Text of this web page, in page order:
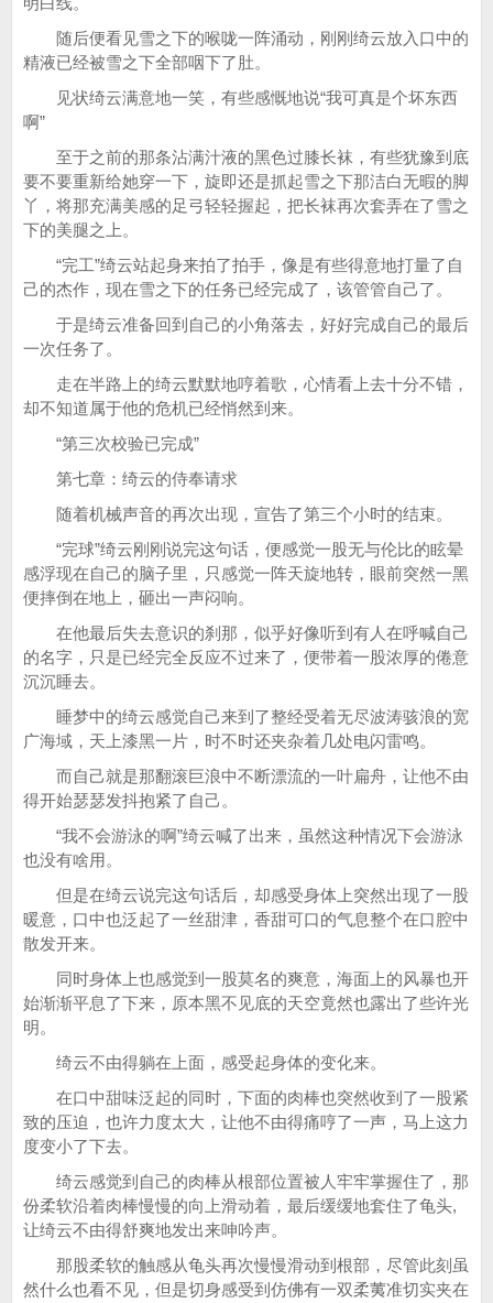
随后便看见雪之下的喉咙一阵涌动，刚刚绮云放入口中的
精液已经被雪之下全部咽下了肚。
见状绮云满意地一笑，有些感慨地说“我可真是个坏东西
啊”
至于之前的那条沾满汁液的黑色过膝长袜，有些犹豫到底
要不要重新给她穿一下，旋即还是抓起雪之下那洁白无暇的脚
丫，将那充满美感的足弓轻轻握起，把长袜再次套弄在了雪之
下的美腿之上。
“完工”绮云站起身来拍了拍手，像是有些得意地打量了自
己的杰作，现在雪之下的任务已经完成了，该管管自己了。
于是绮云准备回到自己的小角落去，好好完成自己的最后
一次任务了。
走在半路上的绮云默默地哼着歌，心情看上去十分不错，
却不知道属于他的危机已经悄然到来。
“第三次校验已完成”
第七章：绮云的侍奉请求
随着机械声音的再次出现，宣告了第三个小时的结束。
“完球”绮云刚刚说完这句话，便感觉一股无与伦比的眩晕
感浮现在自己的脑子里，只感觉一阵天旋地转，眼前突然一黑
便摔倒在地上，砸出一声闷响。
在他最后失去意识的刹那，似乎好像听到有人在呼喊自己
的名字，只是已经完全反应不过来了，便带着一股浓厚的倦意
沉沉睡去。
睡梦中的绮云感觉自己来到了整经受着无尽波涛骇浪的宽
广海域，天上漆黑一片，时不时还夹杂着几处电闪雷鸣。
而自己就是那翻滚巨浪中不断漂流的一叶扁舟，让他不由
得开始瑟瑟发抖抱紧了自己。
“我不会游泳的啊”绮云喊了出来，虽然这种情况下会游泳
也没有啥用。
但是在绮云说完这句话后，却感受身体上突然出现了一股
暖意，口中也泛起了一丝甜津，香甜可口的气息整个在口腔中
散发开来。
同时身体上也感觉到一股莫名的爽意，海面上的风暴也开
始渐渐平息了下来，原本黑不见底的天空竟然也露出了些许光
明。
绮云不由得躺在上面，感受起身体的变化来。
在口中甜味泛起的同时，下面的肉棒也突然收到了一股紧
致的压迫，也许力度太大，让他不由得痛哼了一声，马上这力
度变小了下去。
绮云感觉到自己的肉棒从根部位置被人牢牢掌握住了，那
份柔软沿着肉棒慢慢的向上滑动着，最后缓缓地套住了龟头,
让绮云不由得舒爽地发出来呻吟声。
那股柔软的触感从龟头再次慢慢滑动到根部，尽管此刻虽
然什么也看不见，但是切身感受到仿佛有一双柔荑准切实夹在